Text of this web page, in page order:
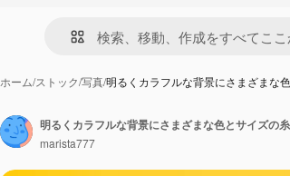
ホーム/ストック/写真/明るくカラフルな背景にさまざまな
明るくカラフルな背景にさまざまな色とサイズの
marista777